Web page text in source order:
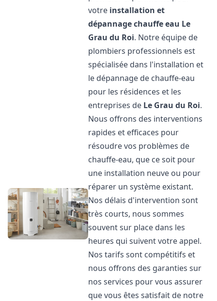
votre installation et
dépannage chauffe eau Le
Grau du Roi. Notre équipe de
plombiers professionnels est
spécialisée dans l'installation et
le dépannage de chauffe-eau
pour les résidences et les
entreprises de Le Grau du Roi.
Nous offrons des interventions
rapides et efficaces pour
résoudre vos problèmes de
chauffe-eau, que ce soit pour
une installation neuve ou pour
réparer un système existant.
Nos délais d'intervention sont
très courts, nous sommes
souvent sur place dans les
heures qui suivent votre appel.
Nos tarifs sont compétitifs et
nous offrons des garanties sur
nos services pour vous assurer
que vous êtes satisfait de notre